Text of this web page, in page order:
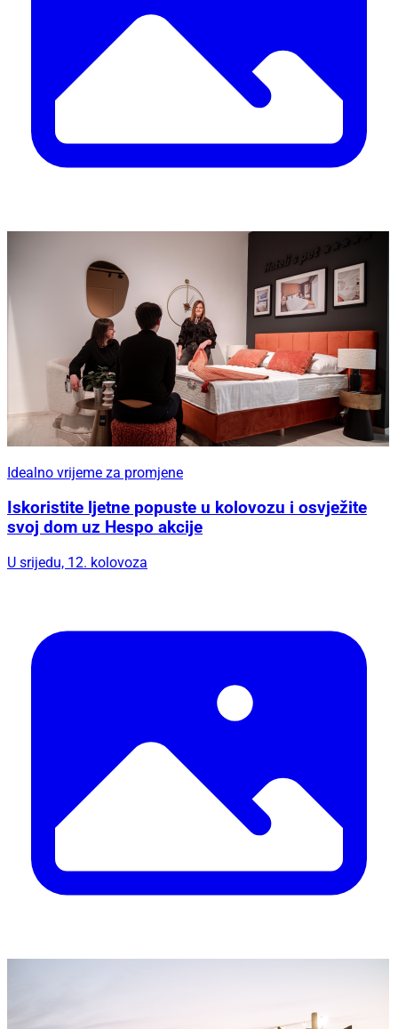
Idealno vrijeme za promjene
Iskoristite ljetne popuste u kolovozu i osvježite
svoj dom uz Hespo akcije
U srijedu, 12. kolovoza